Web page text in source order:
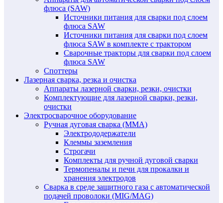
флюса (SAW)
Источники питания для сварки под слоем
флюса SAW
Источники питания для сварки под слоем
флюса SAW в комплекте с трактором
Сварочные тракторы для сварки под слоем
флюса SAW
Споттеры
Лазерная сварка, резка и очистка
Аппараты лазерной сварки, резки, очистки
Комплектующие для лазерной сварки, резки,
очистки
Электросварочное оборудование
Ручная дуговая сварка (MMA)
Электрододержатели
Клеммы заземления
Строгачи
Комплекты для ручной дуговой сварки
Термопеналы и печи для прокалки и
хранения электродов
Сварка в среде защитного газа с автоматической
подачей проволоки (MIG/MAG)